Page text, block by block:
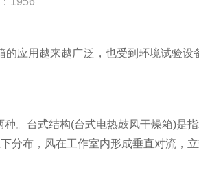
用越来越广泛，也受到环境试验设
台式结构(台式电热鼓风干燥箱)是
分布，风在工作室内形成垂直对流，